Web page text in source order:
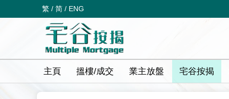
繁 / 简 / ENG
主頁 搵樓/成交 業主放盤 宅谷按揭